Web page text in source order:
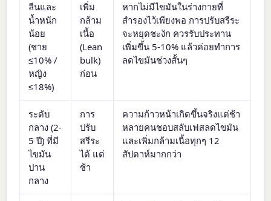
ลีนและ
น้ำหนัก
น้อย
(ชาย
≤10% /
หญิง
≤18%)
เพิ่ม
กล้าม
เนื้อ
(Lean
bulk)
ก่อน
หากไม่มีไขมันในร่างกายที่
สำรองไว้เพียงพอ การปรับสรีระ
จะหยุดชะงัก ควรรับประทาน
เพิ่มขึ้น 5-10% แล้วค่อยทำการ
ลดไขมันช่วงสั้นๆ
ระดับ
กลาง (2-
5 ปี) ที่มี
ไขมัน
ปาน
กลาง
การ
ปรับ
สรีระ
ได้ แต่
ช้า
ความก้าวหน้าเกิดขึ้นจริงแต่ช้า
หลายคนชอบสลับเฟสลดไขมัน
และเพิ่มกล้ามเนื้อทุกๆ 12
สัปดาห์มากกว่า